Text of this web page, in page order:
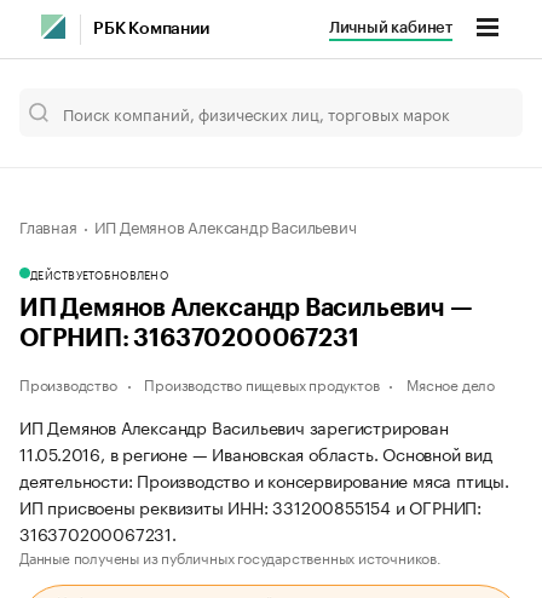
РБК Компании Личный кабинет
Главная ИП Демянов Александр Васильевич
ДЕЙСТВУЕТОБНОВЛЕНО
ИП Демянов Александр Васильевич —
ОГРНИП: 316370200067231
Производство Производство пищевых продуктов Мясное дело
ИП Демянов Александр Васильевич зарегистрирован
11.05.2016, в регионе — Ивановская область. Основной вид
деятельности: Производство и консервирование мяса птицы.
ИП присвоены реквизиты ИНН: 331200855154 и ОГРНИП:
316370200067231.
Данные получены из публичных государственных источников.